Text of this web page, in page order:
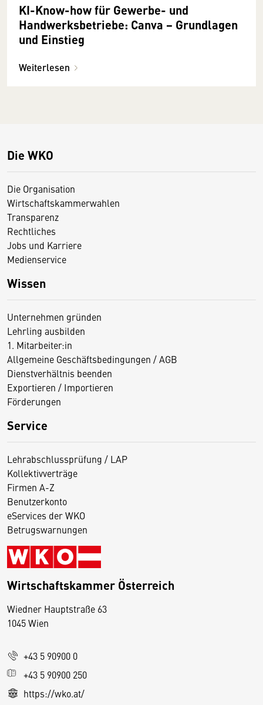
KI-Know-how für Gewerbe- und
Handwerksbetriebe: Canva − Grundlagen
und Einstieg
Weiterlesen
Die WKO
Die Organisation
Wirtschaftskammerwahlen
Transparenz
Rechtliches
Jobs und Karriere
Medienservice
Wissen
Unternehmen gründen
Lehrling ausbilden
1. Mitarbeiter:in
Allgemeine Geschäftsbedingungen / AGB
Dienstverhältnis beenden
Exportieren / Importieren
Förderungen
Service
Lehrabschlussprüfung / LAP
Kollektivverträge
Firmen A-Z
Benutzerkonto
eServices der WKO
Betrugswarnungen
Wirtschaftskammer Österreich
Wiedner Hauptstraße 63
1045 Wien
+43 5 90900 0
+43 5 90900 250
https://wko.at/
D
s
e
S